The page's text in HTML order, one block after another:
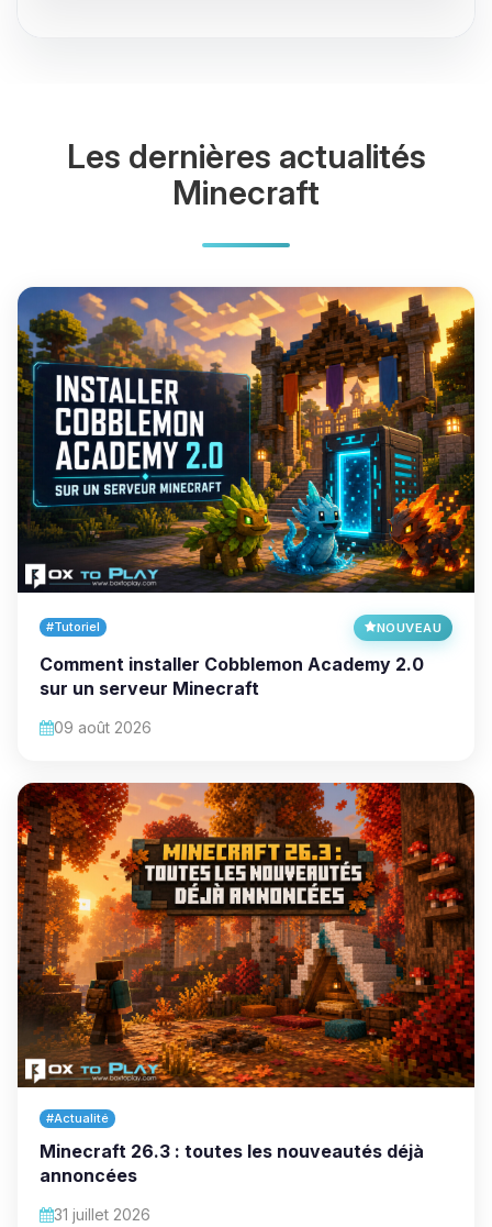
Les dernières actualités
Minecraft
#Tutoriel NOUVEAU
Comment installer Cobblemon Academy 2.0
sur un serveur Minecraft
09 août 2026
#Actualité
Minecraft 26.3 : toutes les nouveautés déjà
annoncées
31 juillet 2026